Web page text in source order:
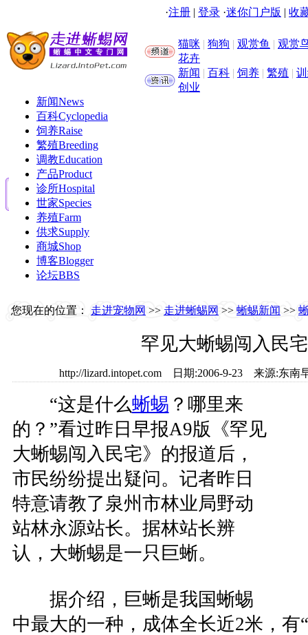
·注册 | 登录 ·迷你门户版 | 收
猫咪 | 狗狗 | 观赏鱼 | 观赏
花卉
新闻 | 百科 | 饲养 | 繁殖 |
创业
新闻News
百科Cyclopedia
饲养Raise
繁殖Breeding
调教Education
产品Product
诊所Hospital
世家Species
养殖Farm
供求Supply
商城Shop
博客Blogger
论坛BBS
您现在的位置： 走进宠物网 >> 走进蜥蜴网 >> 蜥蜴新闻 >>
罕见大蜥蜴闯入民
http://lizard.intopet.com 日期:2006-9-23 来源:东
“这是什么蜥蜴 ？哪里来
的？”看过昨日早报A9版《罕见
大蜥蜴闯入民宅》的报道后，
市民纷纷提出疑问。记者昨日
特意请教了泉州市林业局野动
站林永源站长。据林站长辨
认，大蜥蜴是一只巨蜥。
据介绍，巨蜥是我国蜥蜴
中最大的一种，成体全长近2米，有“